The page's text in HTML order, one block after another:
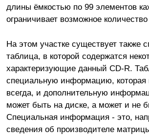
длины ёмкостью по 99 элементов
ограничивает возможное
На этом участке существует также
таблица, в которой содержатся
характеризующие данный CD-R.
специальную информацию, которая
всегда, и дополнительную
может быть на диске, а может и не
Специальная информация - это,
сведения об производителе